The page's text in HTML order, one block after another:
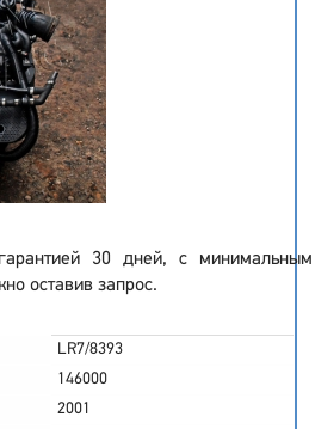
30 дней, с минимальным
оставив запрос.
LR7/8393
146000
2001